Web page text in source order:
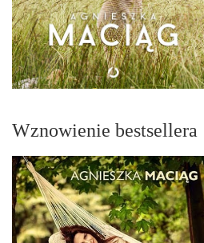
Wznowienie bestsellera